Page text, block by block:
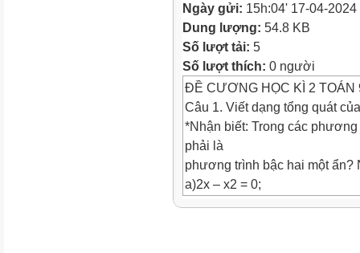
Ngày gửi: 15h:04' 17-04-2024
Dung lượng: 54.8 KB
Số lượt tải: 5
Số lượt thích: 0 người
ĐỀ CƯƠNG HỌC KÌ 2 TOÁN
Câu 1. Viết dạng tổng quát
*Nhận biết: Trong các
phải là
phương trình bậc hai một ẩn?
a)2x – x2 = 0;